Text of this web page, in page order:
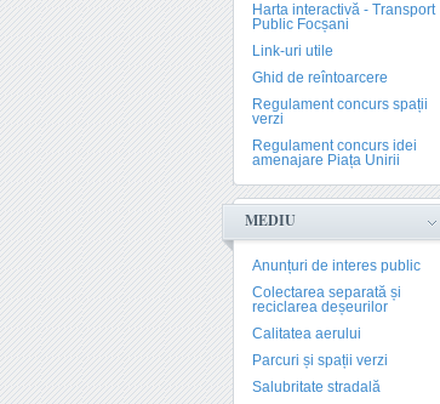
Harta interactivă - Transport
Public Focșani
Link-uri utile
Ghid de reîntoarcere
Regulament concurs spații
verzi
Regulament concurs idei
amenajare Piața Unirii
MEDIU
Anunțuri de interes public
Colectarea separată și
reciclarea deșeurilor
Calitatea aerului
Parcuri și spații verzi
Salubritate stradală